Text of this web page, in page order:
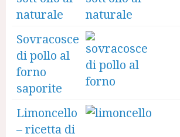
naturale
Sovracosce
di pollo al
forno
saporite
Limoncello
– ricetta di